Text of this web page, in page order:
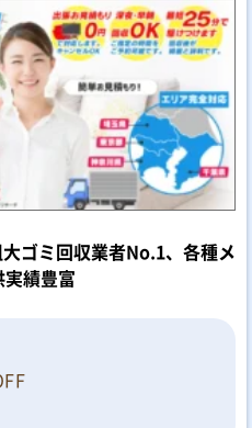
ゴミ回収業者No.1、各種メ
績豊富